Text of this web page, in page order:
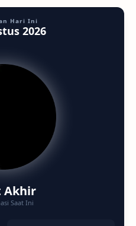
Hari Ini
2026
Akhir
Saat Ini